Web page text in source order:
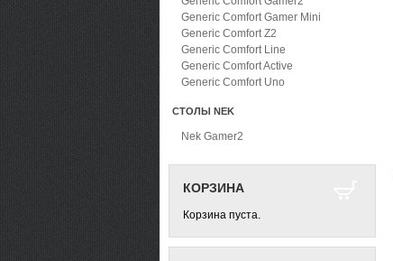
Generic Comfort Gamer Mini
Generic Comfort Z2
Generic Comfort Line
Generic Comfort Active
Generic Comfort Uno
СТОЛЫ NEK
Nek Gamer2
КОРЗИНА
Корзина пуста.